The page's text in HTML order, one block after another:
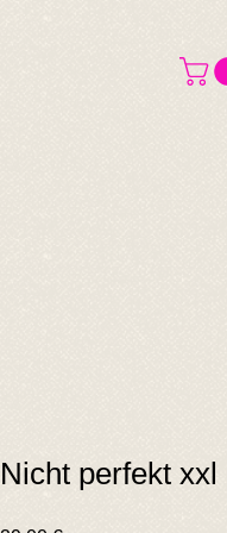
Nicht perfekt xxl